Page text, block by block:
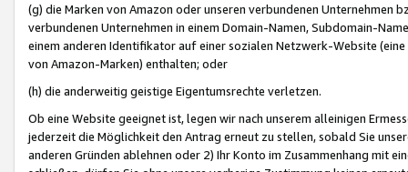
(g) die Marken von Amazon oder unseren verbundenen Unternehmen
verbundenen Unternehmen in einem Domain-Namen, Subdomain-
einem anderen Identifikator auf einer sozialen Netzwerk-Website
von Amazon-Marken) enthalten; oder
(h) die anderweitig geistige Eigentumsrechte verletzen.
Ob eine Website geeignet ist, legen wir nach unserem alleinigen
jederzeit die Möglichkeit den Antrag erneut zu stellen, sobald Sie
anderen Gründen ablehnen oder 2) Ihr Konto im Zusammenhang mit